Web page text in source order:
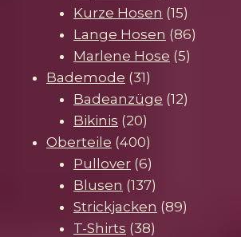
Produkte
Kurze Hosen 1515
Produkte
Lange Hosen 8686
Marlene Hose 55
Bademode 3131
Produkte
Badeanzüge 1212
Bikinis 2020
Produkte
Oberteile 400400
Produkte
Pullover 66
Produkte
Blusen 137137
Produkte
Strickjacken 8989
T-Shirts 3838